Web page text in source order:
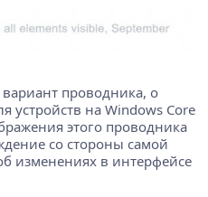
проводника, о
устройств на Windows Core
этого проводника
со стороны самой
изменениях в интерфейсе